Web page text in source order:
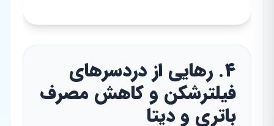
۴. رهایی از دردسرهای
فیلترشکن و کاهش مصرف
باتری و دیتا